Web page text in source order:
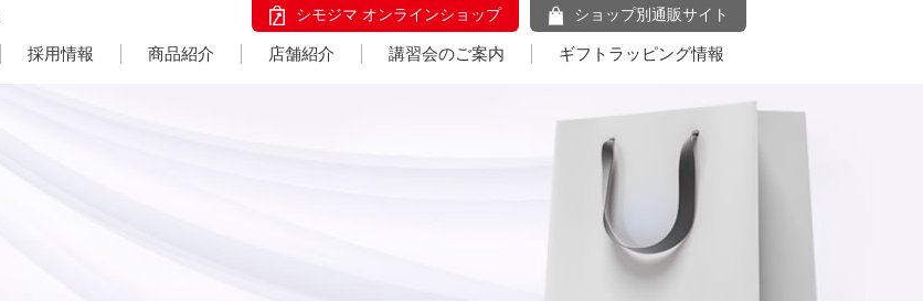
シモジマ オンラインショップ ショップ別通販サイト
採用情報 商品紹介 店舗紹介 講習会のご案内 ギフトラッピング情報